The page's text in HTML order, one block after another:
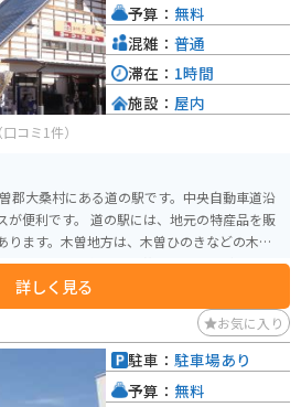
（口コミ1件）
郡大桑村にある道の駅です。中央自動車道沿
は、地元の特産品を販
ります。木曽地方は、木曽ひのきなどの木材
も、それらを使った工芸品やお土産が販売さ
そば、五平餅などです。 バイクで訪れ
完備されているので安心です。中央自動車
の休憩場所としても最適です。 周辺に
「赤沢自然休養林」や、温泉施設「阿寺渓谷
実しているので、ぜひ立ち寄ってみてくださ
詳しく見る
予算： 無料
混雑： 普通
滞在： 1時間
施設： 屋内
お気に入り
駐車： 駐車場あり
予算： 無料